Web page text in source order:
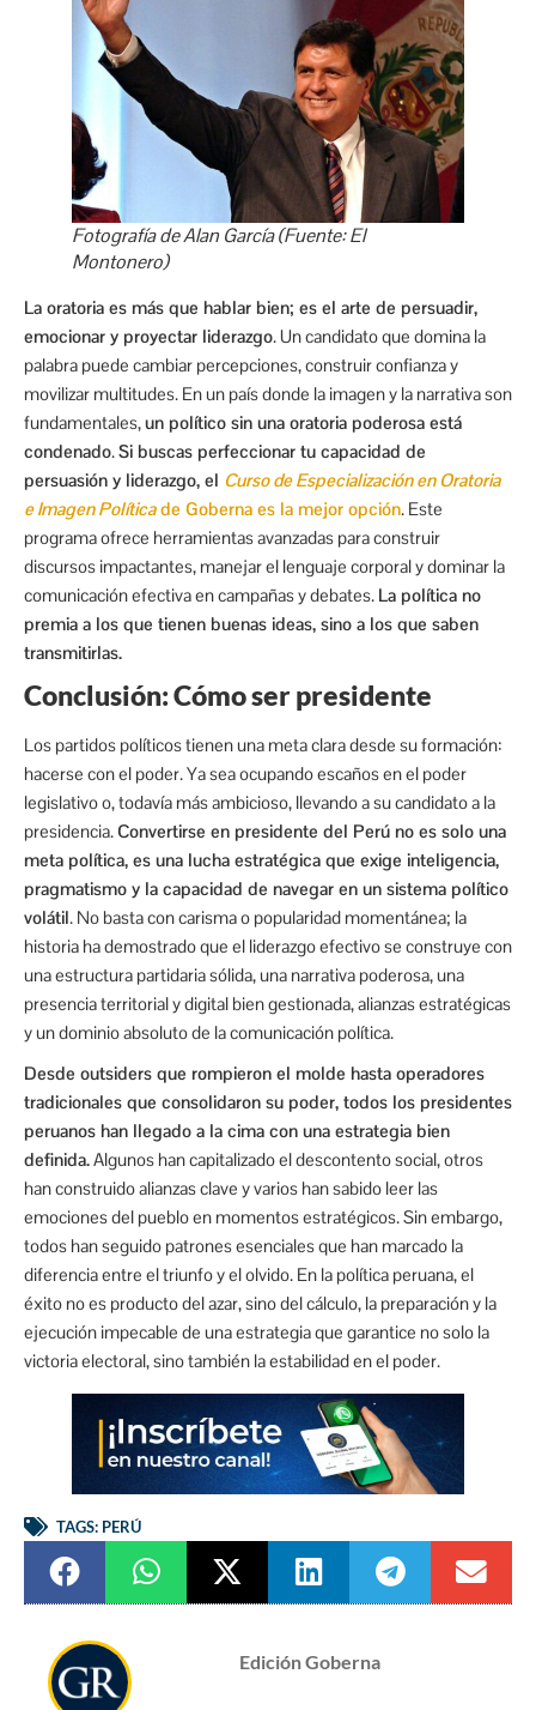
Fotografía de Alan García (Fuente: El
Montonero)
La oratoria es más que hablar bien; es el arte de persuadir,
emocionar y proyectar liderazgo. Un candidato que domina la
palabra puede cambiar percepciones, construir confianza y
movilizar multitudes. En un país donde la imagen y la narrativa son
fundamentales,un político sin una oratoria poderosa está
condenado.Si buscas perfeccionar tu capacidad de
persuasión y liderazgo, el Curso de Especialización en Oratoria
e Imagen Políticade Goberna es la mejor opción. Este
programa ofrece herramientas avanzadas para construir
discursos impactantes, manejar el lenguaje corporal y dominar la
comunicación efectiva en campañas y debates. La política no
premia a los que tienen buenas ideas, sino a los que saben
transmitirlas.
Conclusión: Cómo ser presidente
Los partidos políticos tienen una meta clara desde su formación:
hacerse con el poder. Ya sea ocupando escaños en el poder
legislativo o, todavía más ambicioso, llevando a su candidato a la
presidencia.Convertirse en presidente del Perú no es solo una
meta política, es una lucha estratégica que exige inteligencia,
pragmatismo y la capacidad de navegar en un sistema político
volátil. No basta con carisma o popularidad momentánea; la
historia ha demostrado que el liderazgo efectivo se construye con
una estructura partidaria sólida, una narrativa poderosa, una
presencia territorial y digital bien gestionada, alianzas estratégicas
y un dominio absoluto de la comunicación política.
Desde outsiders que rompieron el molde hasta operadores
tradicionales que consolidaron su poder, todos los presidentes
peruanos han llegado a la cima con una estrategia bien
definida.Algunos han capitalizado el descontento social, otros
han construido alianzas clave y varios han sabido leer las
emociones del pueblo en momentos estratégicos. Sin embargo,
todos han seguido patrones esenciales que han marcado la
diferencia entre el triunfo y el olvido. En la política peruana, el
éxito no es producto del azar, sino del cálculo, la preparación y la
ejecución impecable de una estrategia que garantice no solo la
victoria electoral, sino también la estabilidad en el poder.
TAGS: PERÚ
Edición Goberna